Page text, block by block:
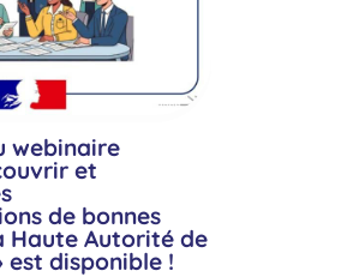
webinaire
et
de bonnes
Haute Autorité de
est disponible !